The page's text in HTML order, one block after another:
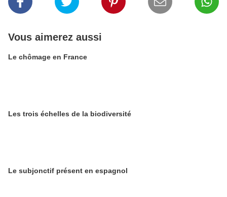
Vous aimerez aussi
Le chômage en France
Les trois échelles de la biodiversité
Le subjonctif présent en espagnol